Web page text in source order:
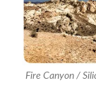
Fire Canyon /